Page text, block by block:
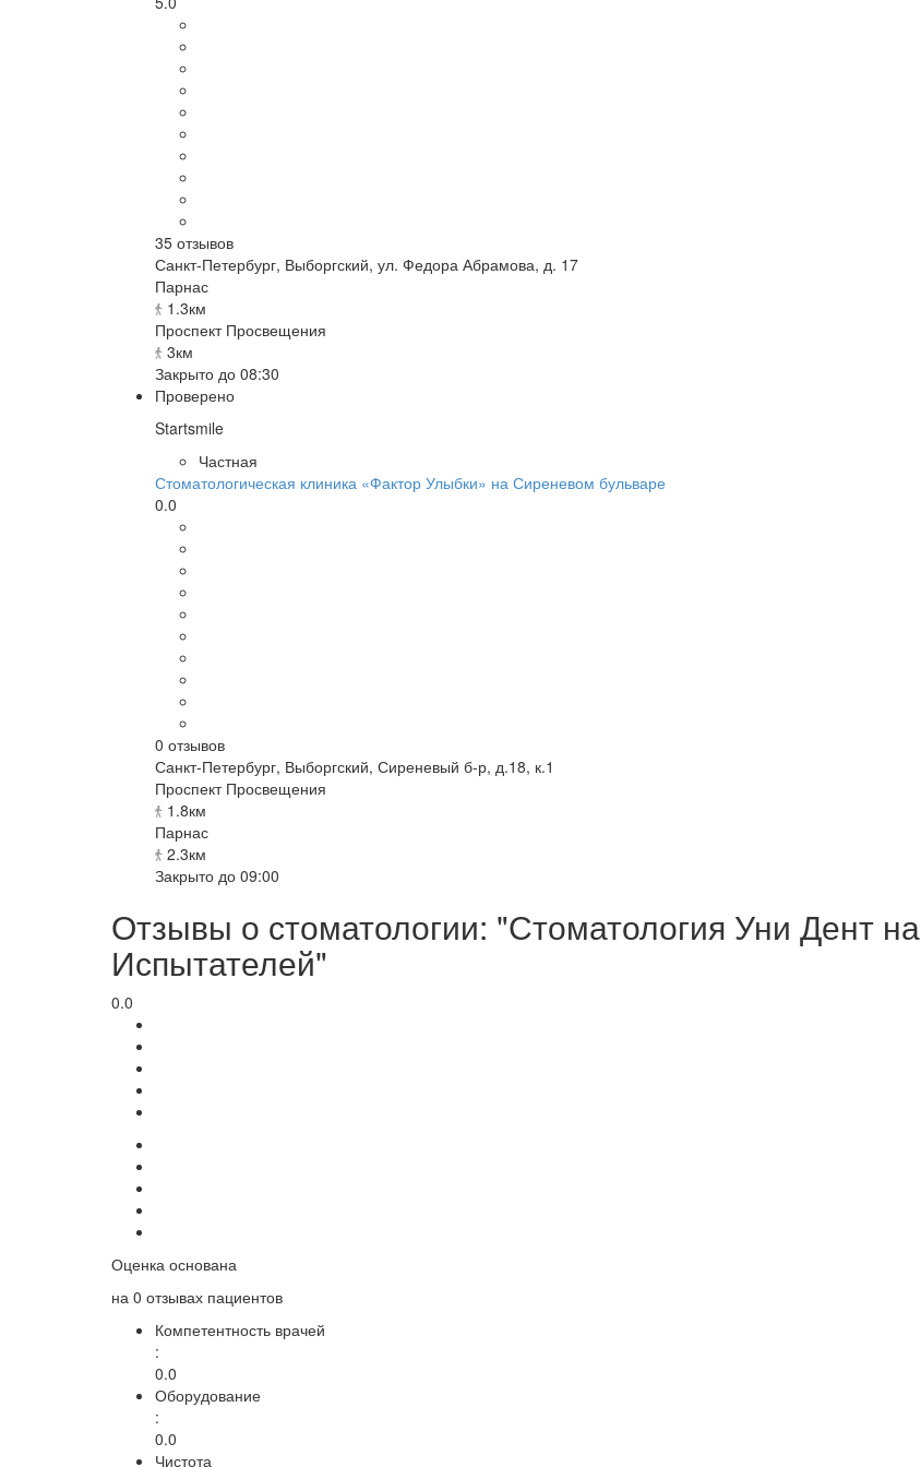
35 отзывов
Санкт-Петербург, Выборгский, ул. Федора Абрамова, д. 17
Парнас
1.3км
Проспект Просвещения
3км
Закрыто до 08:30
Проверено
Startsmile
Частная
Стоматологическая клиника «Фактор Улыбки» на Сиреневом бульваре
0.0
0 отзывов
Санкт-Петербург, Выборгский, Сиреневый б-р, д.18, к.1
Проспект Просвещения
1.8км
Парнас
2.3км
Закрыто до 09:00
Отзывы о стоматологии: "Стоматология Уни Дент на
Испытателей"
0.0
Оценка основана
на 0 отзывах пациентов
Компетентность врачей
:
0.0
Оборудование
:
0.0
Чистота